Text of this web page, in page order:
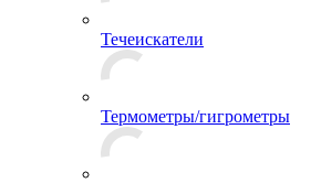
Течеискатели
Термометры/гигрометры